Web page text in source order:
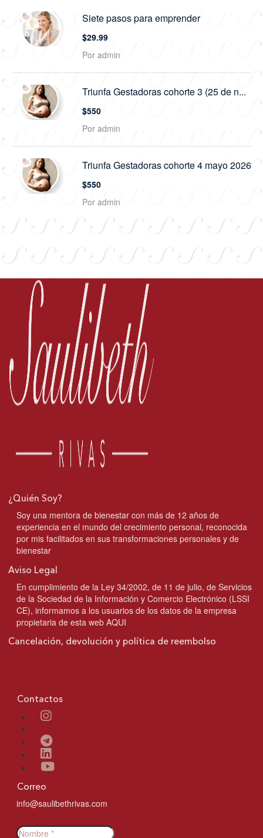
Siete pasos para emprender
$29.99
Por admin
Triunfa Gestadoras cohorte 3 (25 de n...
$550
Por admin
Triunfa Gestadoras cohorte 4 mayo 2026
$550
Por admin
¿Quién Soy?
Soy una mentora de bienestar con más de 12 años de
experiencia en el mundo del crecimiento personal, reconocida
por mis facilitados en sus transformaciones personales y de
bienestar
Aviso Legal
En cumplimiento de la Ley 34/2002, de 11 de julio, de Servicios
de la Sociedad de la Información y Comercio Electrónico (LSSI
CE), informamos a los usuarios de los datos de la empresa
propietaria de esta web AQUI
Cancelación, devolución y política de reembolso
Contactos
Correo
info@saulibethrivas.com